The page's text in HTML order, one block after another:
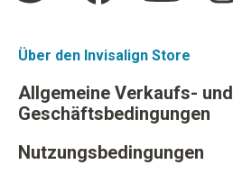
Über den Invisalign Store
Allgemeine Verkaufs- und
Geschäftsbedingungen
Nutzungsbedingungen